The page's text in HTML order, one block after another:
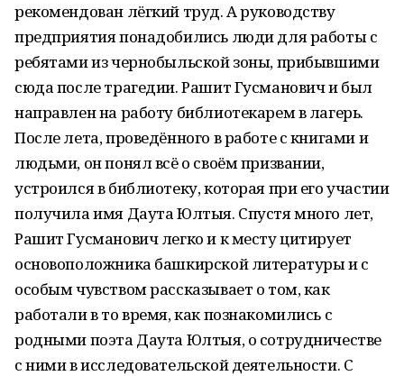
рекомендован лёгкий труд. А руководству
предприятия понадобились люди для работы с
ребятами из чернобыльской зоны, прибывшими
сюда после трагедии. Рашит Гусманович и был
направлен на работу библиотекарем в лагерь.
После лета, проведённого в работе с книгами и
людьми, он понял всё о своём призвании,
устроился в библиотеку, которая при его участии
получила имя Даута Юлтыя. Спустя много лет,
Рашит Гусманович легко и к месту цитирует
основоположника башкирской литературы и с
особым чувством рассказывает о том, как
работали в то время, как познакомились с
родными поэта Даута Юлтыя, о сотрудничестве
с ними в исследовательской деятельности. С